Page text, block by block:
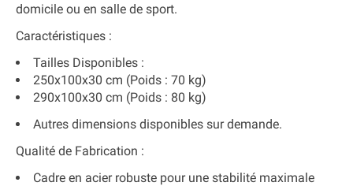
domicile ou en salle de sport.
Caractéristiques :
Tailles Disponibles :
250x100x30 cm (Poids : 70 kg)
290x100x30 cm (Poids : 80 kg)
Autres dimensions disponibles sur demande.
Qualité de Fabrication :
Cadre en acier robuste pour une stabilité maximale